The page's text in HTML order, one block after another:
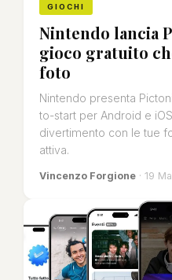
GIOCHI
Nintendo lancia
gioco gratuito
foto
Nintendo presenta
to-start per Android e
divertimento con le tue
attiva.
Vincenzo Forgione · 19